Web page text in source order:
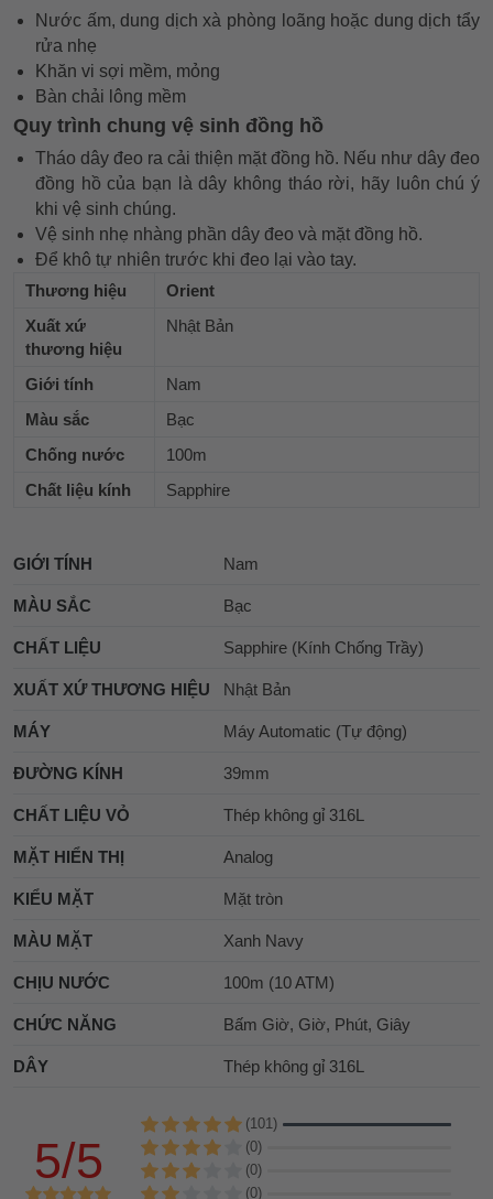
Nước ấm, dung dịch xà phòng loãng hoặc dung dịch tẩy
rửa nhẹ
Khăn vi sợi mềm, mỏng
Bàn chải lông mềm
Quy trình chung vệ sinh đồng hồ
Tháo dây đeo ra cải thiện mặt đồng hồ. Nếu như dây đeo
đồng hồ của bạn là dây không tháo rời, hãy luôn chú ý
khi vệ sinh chúng.
Vệ sinh nhẹ nhàng phần dây đeo và mặt đồng hồ.
Để khô tự nhiên trước khi đeo lại vào tay.
Thương hiệu
Orient
Xuất xứ
thương hiệu
Nhật Bản
Giới tính
Nam
Màu sắc
Bạc
Chống nước
100m
Chất liệu kính
Sapphire
GIỚI TÍNH Nam
MÀU SẮC Bạc
CHẤT LIỆU Sapphire (Kính Chống Trầy)
XUẤT XỨ THƯƠNG HIỆU Nhật Bản
MÁY Máy Automatic (Tự động)
ĐƯỜNG KÍNH 39mm
CHẤT LIỆU VỎ Thép không gỉ 316L
MẶT HIỂN THỊ Analog
KIỂU MẶT Mặt tròn
MÀU MẶT Xanh Navy
CHỊU NƯỚC 100m (10 ATM)
CHỨC NĂNG Bấm Giờ, Giờ, Phút, Giây
DÂY Thép không gỉ 316L
5/5
(101)
(0)
(0)
(0)